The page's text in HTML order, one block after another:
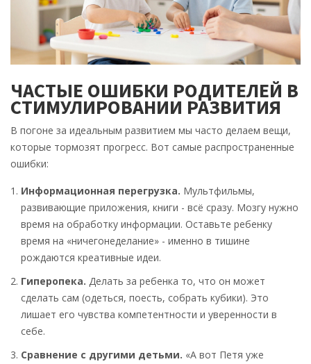
ЧАСТЫЕ ОШИБКИ РОДИТЕЛЕЙ В
СТИМУЛИРОВАНИИ РАЗВИТИЯ
В погоне за идеальным развитием мы часто делаем вещи,
которые тормозят прогресс. Вот самые распространенные
ошибки:
Информационная перегрузка. Мультфильмы,
развивающие приложения, книги - всё сразу. Мозгу нужно
время на обработку информации. Оставьте ребенку
время на «ничегонеделание» - именно в тишине
рождаются креативные идеи.
Гиперопека. Делать за ребенка то, что он может
сделать сам (одеться, поесть, собрать кубики). Это
лишает его чувства компетентности и уверенности в
себе.
Сравнение с другими детьми. «А вот Петя уже